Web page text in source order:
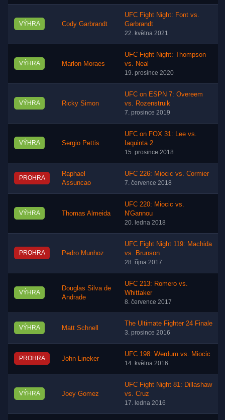
VÝHRA Cody Garbrandt
UFC Fight Night: Font vs.
Garbrandt
22. května 2021
VÝHRA Marlon Moraes
UFC Fight Night: Thompson
vs. Neal
19. prosince 2020
VÝHRA Ricky Simon
UFC on ESPN 7: Overeem
vs. Rozenstruik
7. prosince 2019
VÝHRA Sergio Pettis
UFC on FOX 31: Lee vs.
Iaquinta 2
15. prosince 2018
PROHRA
Raphael
Assuncao
UFC 226: Miocic vs. Cormier
7. července 2018
VÝHRA Thomas Almeida
UFC 220: Miocic vs.
N'Gannou
20. ledna 2018
PROHRA Pedro Munhoz
UFC Fight Night 119: Machida
vs. Brunson
28. října 2017
VÝHRA
Douglas Silva de
Andrade
UFC 213: Romero vs.
Whittaker
8. července 2017
VÝHRA Matt Schnell
The Ultimate Fighter 24 Finale
3. prosince 2016
PROHRA John Lineker
UFC 198: Werdum vs. Miocic
14. května 2016
VÝHRA Joey Gomez
UFC Fight Night 81: Dillashaw
vs. Cruz
17. ledna 2016